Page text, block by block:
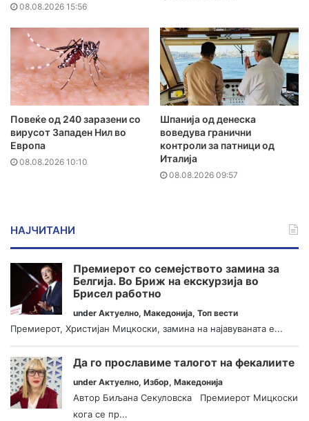
08.08.2026 15:56
Повеќе од 240 заразени со
вирусот Западен Нил во
Европа
08.08.2026 10:10
Шпанија од денеска
воведува гранични
контроли за патници од
Италија
08.08.2026 09:57
НАЈЧИТАНИ
Премиерот со семејството замина за
Белгија. Во Бриж на екскурзија во
Брисел работно
under Актуелно, Македонија, Топ вести
Премиерот, Христијан Мицкоски, замина на најавуваната е...
Да го прославиме талогот на фекалиите
under Актуелно, Избор, Македонија
Автор Биљана Секуловска Премиерот Мицкоски
кога се пр...